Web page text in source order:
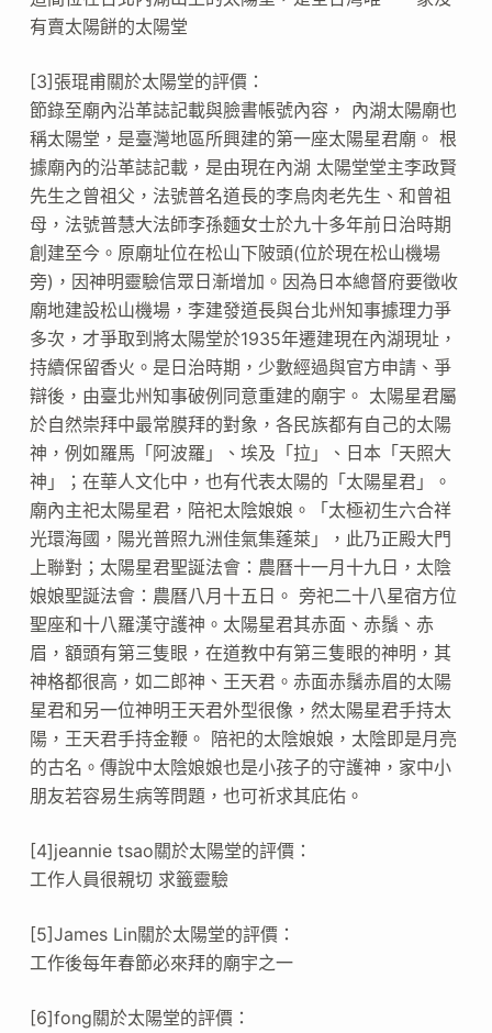
有賣太陽餅的太陽堂
[3]張琨甫關於太陽堂的評價：
節錄至廟內沿革誌記載與臉書帳號內容， 內湖太陽廟也
稱太陽堂，是臺灣地區所興建的第一座太陽星君廟。 根
據廟內的沿革誌記載，是由現在內湖 太陽堂堂主李政賢
先生之曾祖父，法號普名道長的李烏肉老先生、和曾祖
母，法號普慧大法師李孫麵女士於九十多年前日治時期
創建至今。原廟址位在松山下陂頭(位於現在松山機場
旁)，因神明靈驗信眾日漸增加。因為日本總督府要徵收
廟地建設松山機場，李建發道長與台北州知事據理力爭
多次，才爭取到將太陽堂於1935年遷建現在內湖現址，
持續保留香火。是日治時期，少數經過與官方申請、爭
辯後，由臺北州知事破例同意重建的廟宇。 太陽星君屬
於自然崇拜中最常膜拜的對象，各民族都有自己的太陽
神，例如羅馬「阿波羅」、埃及「拉」、日本「天照大
神」；在華人文化中，也有代表太陽的「太陽星君」。
廟內主祀太陽星君，陪祀太陰娘娘。「太極初生六合祥
光環海國，陽光普照九洲佳氣集蓬萊」，此乃正殿大門
上聯對；太陽星君聖誕法會：農曆十一月十九日，太陰
娘娘聖誕法會：農曆八月十五日。 旁祀二十八星宿方位
聖座和十八羅漢守護神。太陽星君其赤面、赤鬚、赤
眉，額頭有第三隻眼，在道教中有第三隻眼的神明，其
神格都很高，如二郎神、王天君。赤面赤鬚赤眉的太陽
星君和另一位神明王天君外型很像，然太陽星君手持太
陽，王天君手持金鞭。 陪祀的太陰娘娘，太陰即是月亮
的古名。傳說中太陰娘娘也是小孩子的守護神，家中小
朋友若容易生病等問題，也可祈求其庇佑。
[4]jeannie tsao關於太陽堂的評價：
工作人員很親切 求籤靈驗
[5]James Lin關於太陽堂的評價：
工作後每年春節必來拜的廟宇之一
[6]fong關於太陽堂的評價：